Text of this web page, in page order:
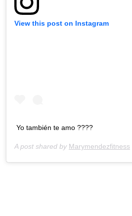
View this post on Instagram
Yo también te amo ????
A post shared by Marymendezfitness